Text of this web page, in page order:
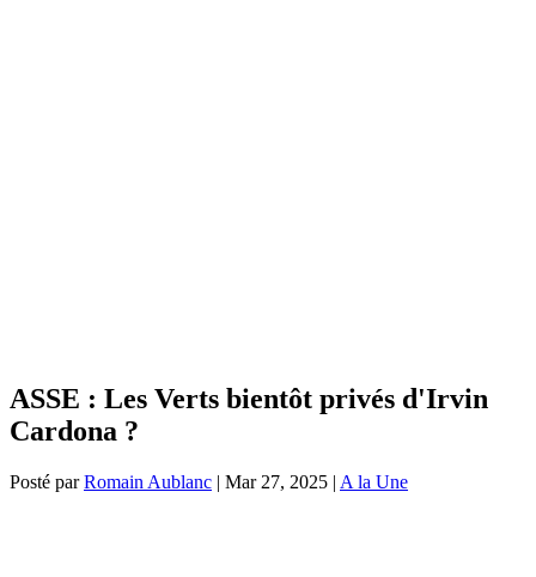
ASSE : Les Verts bientôt privés d'Irvin
Cardona ?
Posté parRomain Aublanc | Mar 27, 2025 | A la Une